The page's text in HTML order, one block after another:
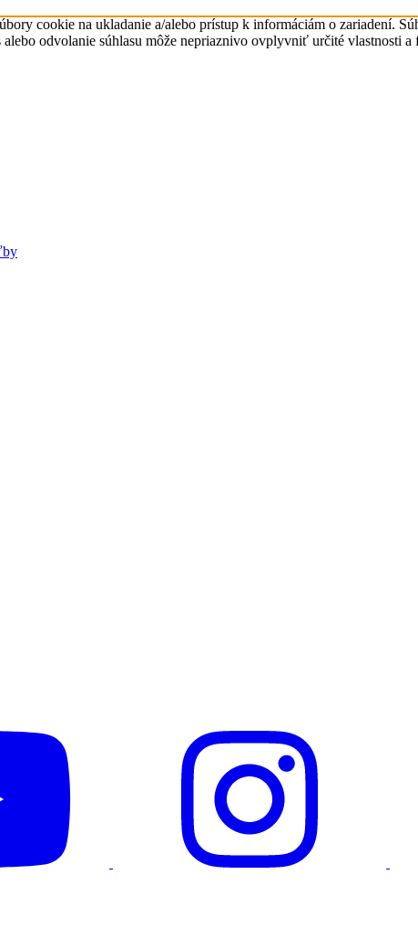
cookie na ukladanie a/alebo prístup k informáciám o zariadení.
odvolanie súhlasu môže nepriaznivo ovplyvniť určité vlastnosti a